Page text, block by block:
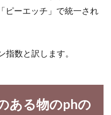
ーキは生クリームとバター
と言えば、生クリームを使ったも
...
ピーエッチ」で統一され
数と訳します。
ある物のphの